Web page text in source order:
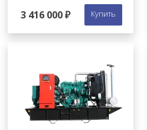
3 416 000 ₽ Купить